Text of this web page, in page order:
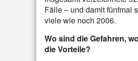
Fälle – und damit fünfmal
viele wie noch 2006.
Wo sind die Gefahren, wo
die Vorteile?